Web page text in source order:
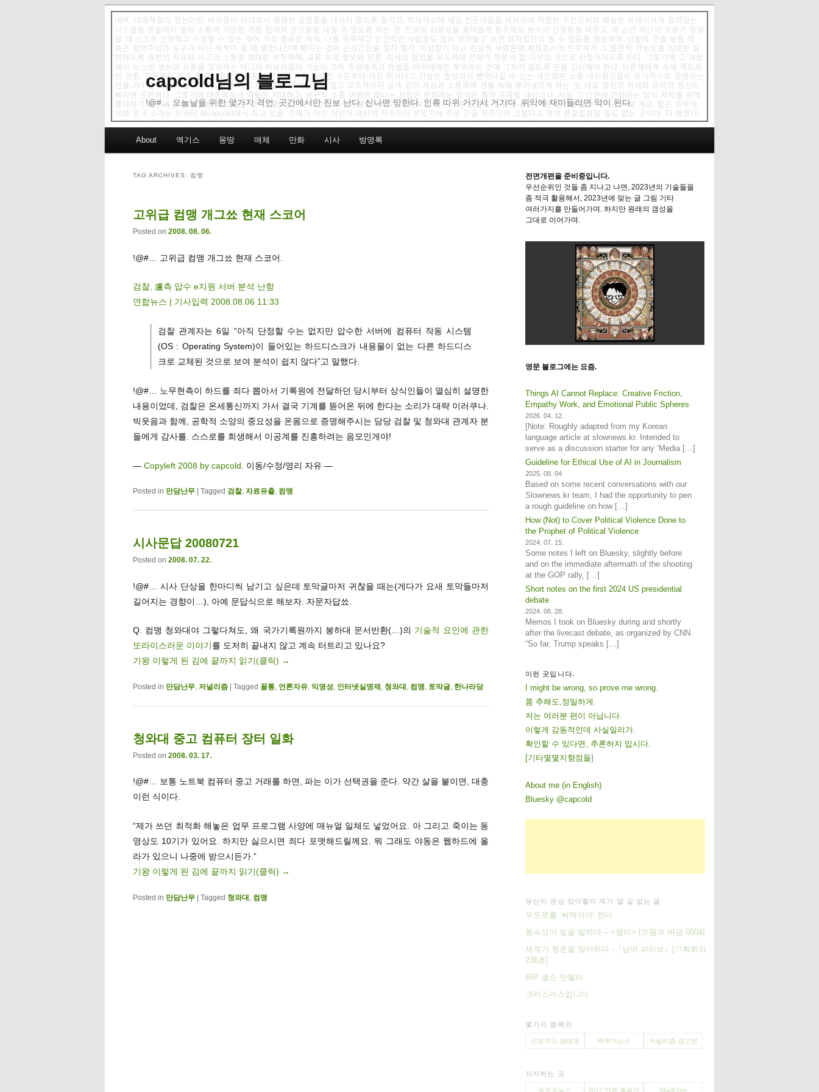
capcold님의 블로그님
!@#… 오늘날을 위한 몇가지 격언: 곳간에서만 진보 난다. 신나면 망한다. 인류 따위 거기서 거기다. 위악에 재미들리면 악이 된다.
Skip to primary content
Skip to secondary content
About 엑기스 몽땅 매체 만화 시사 방명록
TAG ARCHIVES: 컴맹
고위급 컴맹 개그쑈 현재 스코어
Posted on 2008. 08. 06.
!@#… 고위급 컴맹 개그쑈 현재 스코어.
검찰, 盧측 압수 e지원 서버 분석 난항
연합뉴스 | 기사입력 2008.08.06 11:33
검찰 관계자는 6일 “아직 단정할 수는 없지만 압수한 서버에 컴퓨터 작동 시스템
(OS : Operating System)이 들어있는 하드디스크가 내용물이 없는 다른 하드디스
크로 교체된 것으로 보여 분석이 쉽지 않다”고 말했다.
!@#… 노무현측이 하드를 죄다 뽑아서 기록원에 전달하던 당시부터 상식인들이 열심히 설명한
내용이었데, 검찰은 온세통신까지 가서 결국 기계를 뜯어온 뒤에 한다는 소리가 대략 이러쿠나.
빅웃음과 함께, 공학적 소양의 중요성을 온몸으로 증명해주시는 담당 검찰 및 청와대 관계자 분
들에게 감사를. 스스로를 희생해서 이공계를 진흥하려는 음모인게야!
— Copyleft 2008 by capcold . 이동/수정/영리 자유 —
Posted in 만담난무 Tagged 검찰, 자료유출, 컴맹
시사문답 20080721
Posted on 2008. 07. 22.
!@#… 시사 단상을 한마디씩 남기고 싶은데 토막글마저 귀찮을 때는(게다가 요새 토막들마저
길어지는 경향이…), 아예 문답식으로 해보자. 자문자답쑈.
Q. 컴맹 청와대야 그렇다쳐도, 왜 국가기록원까지 봉하대 문서반환(…)의 기술적 요인에 관한
또라이스러운 이야기를 도저히 끝내지 않고 계속 터트리고 있나요?
기왕 이렇게 된 김에 끝까지 읽기(클릭) →
Posted in 만담난무, 저널리즘 Tagged 꼴통, 언론자유, 익명성, 인터넷실명제 , 청와대 , 컴맹, 토막글, 한나라당
청와대 중고 컴퓨터 장터 일화
Posted on 2008. 03. 17.
!@#… 보통 노트북 컴퓨터 중고 거래를 하면, 파는 이가 선택권을 준다. 약간 살을 붙이면, 대충
이런 식이다.
“제가 쓰던 최적화 해놓은 업무 프로그램 사양에 매뉴얼 일체도 넣었어요. 아 그리고 죽이는 동
영상도 10기가 있어요. 하지만 싫으시면 죄다 포맷해드릴께요. 뭐 그래도 야동은 웹하드에 올
라가 있으니 나중에 받으시든가.”
기왕 이렇게 된 김에 끝까지 읽기(클릭) →
Posted in 만담난무 | Tagged 청와대 컴맹
전면개편을 준비중입니다.
우선순위인 것들 좀 지나고 나면, 2023년의 기술들을
좀 적극 활용해서, 2023년에 맞는 글 그림 기타
여러가지를 만들어가며. 하지만 원래의 갬성을
그대로 이어가며.
영문 블로그에는 요즘.
Things AI Cannot Replace: Creative Friction,
Empathy Work, and Emotional Public Spheres
2026. 04. 12.
[Note: Roughly adapted from my Korean
language article at slownews.kr. Intended to
serve as a discussion starter for any ‘Media […]
Guideline for Ethical Use of AI in Journalism
2025. 08. 04.
Based on some recent conversations with our
Slownews.kr team, I had the opportunity to pen
a rough guideline on how […]
How (Not) to Cover Political Violence Done to
the Prophet of Political Violence
2024. 07. 15.
Some notes I left on Bluesky, slightly before
and on the immediate aftermath of the shooting
at the GOP rally, […]
Short notes on the first 2024 US presidential
debate
2024. 06. 28.
Memos I took on Bluesky during and shortly
after the livecast debate, as organized by CNN.
“So far, Trump speaks […]
이런 곳입니다.
I might be wrong, so prove me wrong.
쫌 추해도,정밀하게.
저는 여러분 편이 아닙니다.
이렇게 감동적인데 사실일리가.
확인할 수 있다면, 추론하지 맙시다.
[기 타몇 몇 지 향점 들]
About me (in English)
Bluesky @capcold
당신이 관심 있어할지 제가 알 길 없는 글
우토로를 ‘써먹어야’ 한다
통속성이 빛을 발하다 – <엠마> [으뜸과 버금 0504]
세계가 청춘을 맞이하다 -『넘버 파이브』[기획회의
236호]
RIP 넬슨 만델라
크리스마스입니다.
몇가지 캠페인
진보지식 생태계 백투더소스 저널리즘 경고문
지지하는 곳
슬로우뉴스 2012 언론 총파업 MadCom